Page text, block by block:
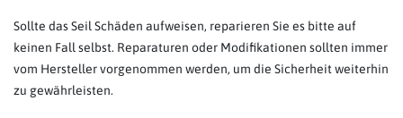
Sollte das Seil Schäden aufweisen, reparieren Sie es bitte auf
keinen Fall selbst. Reparaturen oder Modifikationen sollten immer
vom Hersteller vorgenommen werden, um die Sicherheit weiterhin
zu gewährleisten.